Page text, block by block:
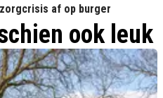
af op burger
ook leuk